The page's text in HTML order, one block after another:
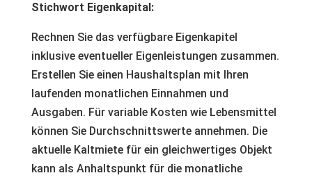
Stichwort Eigenkapital:
Rechnen Sie das verfügbare Eigenkapitel
inklusive eventueller Eigenleistungen zusammen.
Erstellen Sie einen Haushaltsplan mit Ihren
laufenden monatlichen Einnahmen und
Ausgaben. Für variable Kosten wie Lebensmittel
können Sie Durchschnittswerte annehmen. Die
aktuelle Kaltmiete für ein gleichwertiges Objekt
kann als Anhaltspunkt für die monatliche